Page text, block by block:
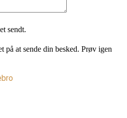
sendt.
på at sende din besked. Prøv igen